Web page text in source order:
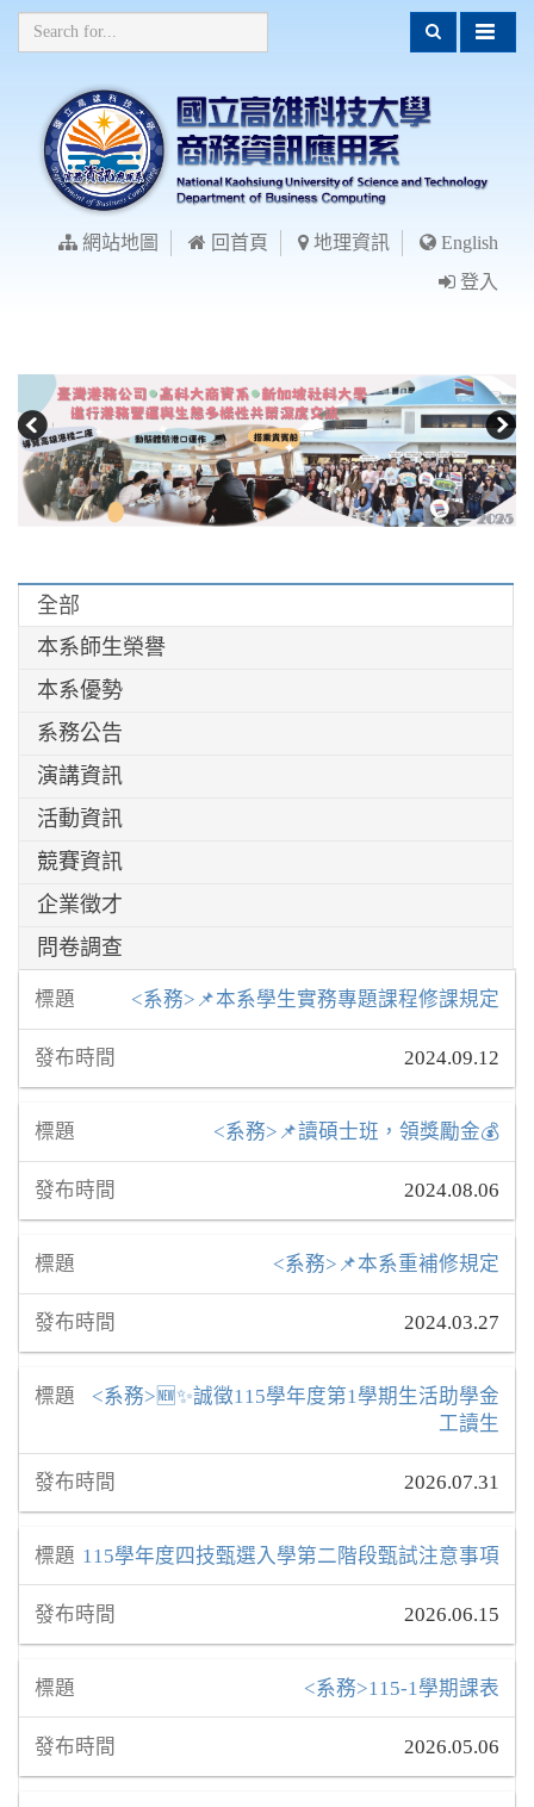
網站地圖 回首頁 地理資訊
English
登入
全部
本系師生榮譽
本系優勢
系務公告
演講資訊
活動資訊
競賽資訊
企業徵才
問卷調查
<系務>📌本系學生實務專題課程修課規定
2024.09.12
<系務>📌讀碩士班，領獎勵金💰
2024.08.06
<系務>📌本系重補修規定
2024.03.27
<系務>🆕✨誠徵115學年度第1學期生活助學金
工讀生
2026.07.31
115學年度四技甄選入學第二階段甄試注意事項
2026.06.15
<系務>115-1學期課表
2026.05.06